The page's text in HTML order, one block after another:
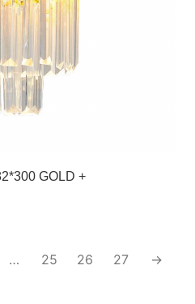
GOLD +
… 25 26 27 →